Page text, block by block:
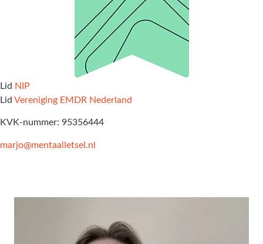
Lid NIP
Lid Vereniging EMDR Nederland
KVK-nummer: 95356444
marjo@mentaalletsel.nl